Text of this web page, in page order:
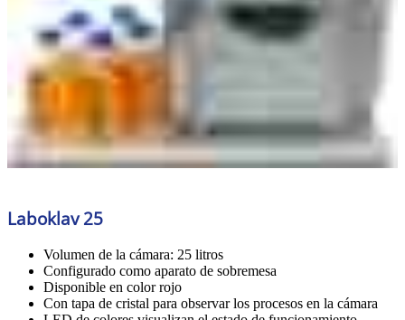
Laboklav 25
Volumen de la cámara: 25 litros
Configurado como aparato de sobremesa
Disponible en color rojo
Con tapa de cristal para observar los procesos en la cámara